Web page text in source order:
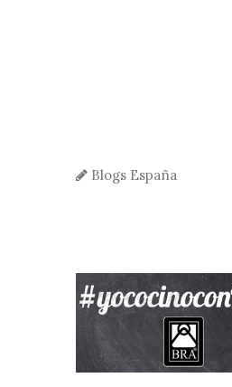
Blogs España